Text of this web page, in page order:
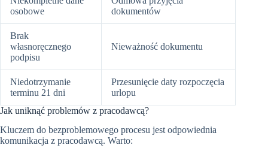
osobowe
dokumentów
Brak
własnoręcznego
podpisu
Nieważność dokumentu
Niedotrzymanie
terminu 21 dni
Przesunięcie daty rozpoczęcia
urlopu
Jak uniknąć problemów z pracodawcą?
Kluczem do bezproblemowego procesu jest odpowiednia
komunikacja z pracodawcą. Warto: